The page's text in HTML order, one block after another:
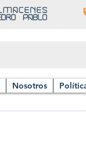
Nosotros